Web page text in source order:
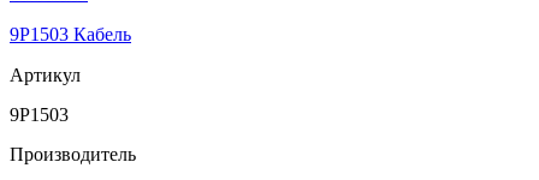
9P1503 Кабель
Артикул
9P1503
Производитель